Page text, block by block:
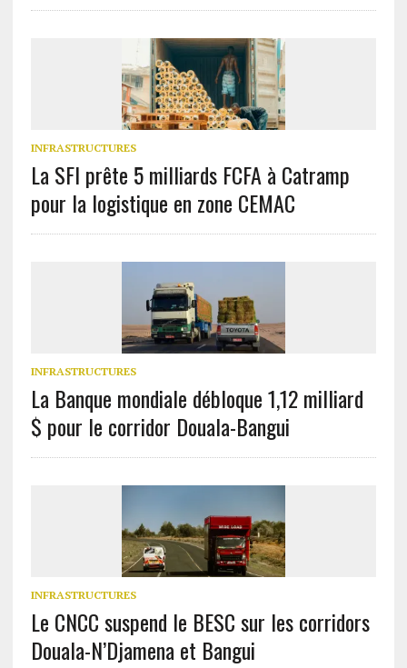
INFRASTRUCTURES
La SFI prête 5 milliards FCFA à Catramp
pour la logistique en zone CEMAC
INFRASTRUCTURES
La Banque mondiale débloque 1,12 milliard
$ pour le corridor Douala-Bangui
INFRASTRUCTURES
Le CNCC suspend le BESC sur les corridors
Douala-N’Djamena et Bangui